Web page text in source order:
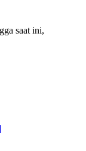
saat ini,